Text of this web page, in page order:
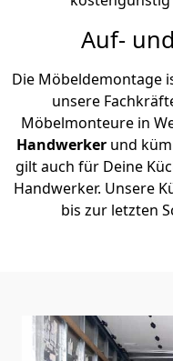
Auf-
Die Möbeldemontage
unsere
Möbelmonteure in
Handwerker und
gilt auch für Deine
Handwerker. Unsere
bis zur letzten